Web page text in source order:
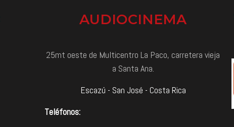
AUDIOCINEMA
25mt oeste de Multicentro La Paco, carretera vieja
a Santa Ana.
Escazú - San José - Costa Rica
Teléfonos: